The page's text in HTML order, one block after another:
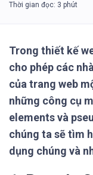
Trong thiết kế
cho phép các
của trang web
những công cụ
elements và
chúng ta sẽ tìm
dụng chúng và